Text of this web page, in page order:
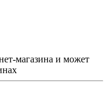
магазина и может